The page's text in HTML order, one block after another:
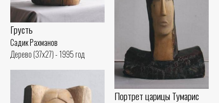
Грусть
Садик Рахманов
Дерево (37x27) - 1995 год
Портрет царицы Тумарис